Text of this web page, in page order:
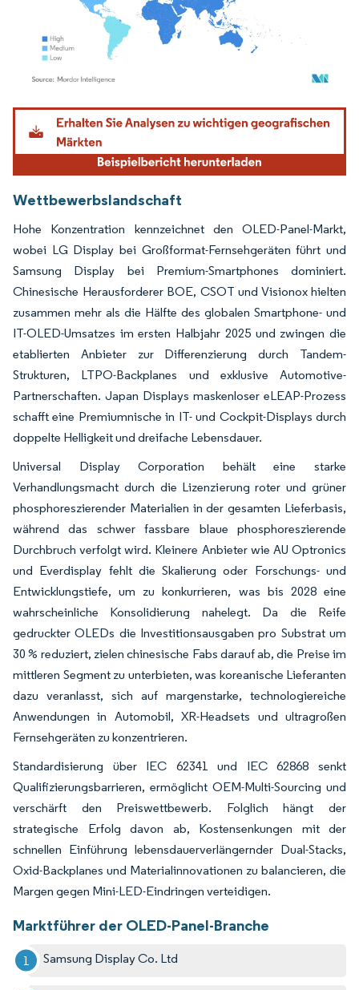
Bild © Mordor Intelligence. Wiederverwendung erfordert Namensnennung gemäß
Wettbewerbslandschaft
Hohe Konzentration kennzeichnet den OLED-Panel-Markt,
wobei LG Display bei Großformat-Fernsehgeräten führt und
Samsung Display bei Premium-Smartphones dominiert.
Chinesische Herausforderer BOE, CSOT und Visionox hielten
zusammen mehr als die Hälfte des globalen Smartphone- und
IT-OLED-Umsatzes im ersten Halbjahr 2025 und zwingen die
etablierten Anbieter zur Differenzierung durch Tandem-
Strukturen, LTPO-Backplanes und exklusive Automotive-
Partnerschaften. Japan Displays maskenloser eLEAP-Prozess
schafft eine Premiumnische in IT- und Cockpit-Displays durch
doppelte Helligkeit und dreifache Lebensdauer.
Universal Display Corporation behält eine starke
Verhandlungsmacht durch die Lizenzierung roter und grüner
phosphoreszierender Materialien in der gesamten Lieferbasis,
während das schwer fassbare blaue phosphoreszierende
Durchbruch verfolgt wird. Kleinere Anbieter wie AU Optronics
und Everdisplay fehlt die Skalierung oder Forschungs- und
Entwicklungstiefe, um zu konkurrieren, was bis 2028 eine
wahrscheinliche Konsolidierung nahelegt. Da die Reife
gedruckter OLEDs die Investitionsausgaben pro Substrat um
30 % reduziert, zielen chinesische Fabs darauf ab, die Preise im
mittleren Segment zu unterbieten, was koreanische Lieferanten
dazu veranlasst, sich auf margenstarke, technologiereiche
Anwendungen in Automobil, XR-Headsets und ultragroßen
Fernsehgeräten zu konzentrieren.
Standardisierung über IEC 62341 und IEC 62868 senkt
Qualifizierungsbarrieren, ermöglicht OEM-Multi-Sourcing und
verschärft den Preiswettbewerb. Folglich hängt der
strategische Erfolg davon ab, Kostensenkungen mit der
schnellen Einführung lebensdauerverlängernder Dual-Stacks,
Oxid-Backplanes und Materialinnovationen zu balancieren, die
Margen gegen Mini-LED-Eindringen verteidigen.
Marktführer der OLED-Panel-Branche
Samsung Display Co. Ltd